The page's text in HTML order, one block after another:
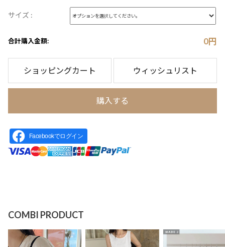
サイズ :
合計購入金額: 0円
ショッピングカート ウィッシュリスト
購入する
Facebookでログイン
COMBI PRODUCT